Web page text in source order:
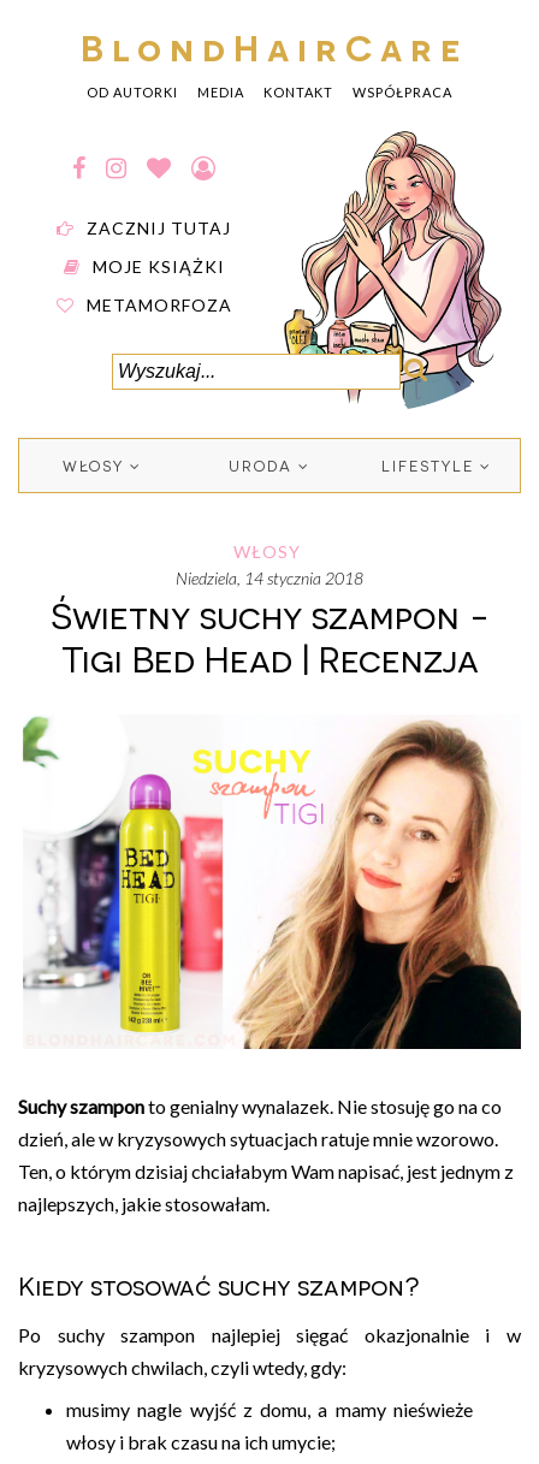
BlondHairCare
OD AUTORKI MEDIA KONTAKT WSPÓŁPRACA
ZACZNIJ TUTAJ
MOJE KSIĄŻKI
METAMORFOZA
WŁOSY URODA LIFESTYLE
WŁOSY
niedziela, 14 stycznia 2018
Świetny suchy szampon -
Tigi Bed Head | Recenzja
Suchy szamponto genialny wynalazek. Nie stosuję go na co
dzień, ale w kryzysowych sytuacjach ratuje mnie wzorowo.
Ten, o którym dzisiaj chciałabym Wam napisać, jest jednym z
najlepszych, jakie stosowałam.
Kiedy stosować suchy szampon?
Po suchy szampon najlepiej sięgać okazjonalnie i w
kryzysowych chwilach, czyli wtedy, gdy:
musimy nagle wyjść z domu, a mamy nieświeże
włosy i brak czasu na ich umycie;